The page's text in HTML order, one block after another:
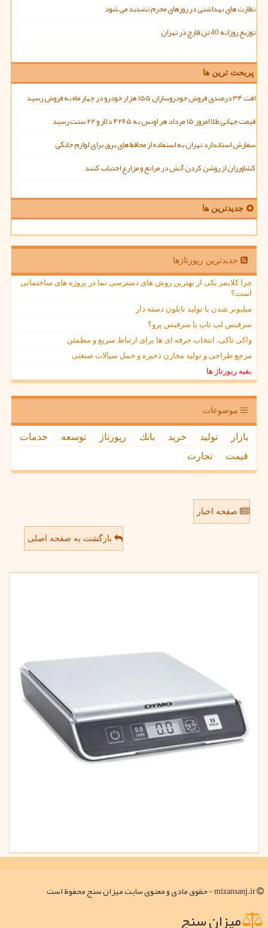
نظارت های بهداشتی در روزهای محرم تشدید می شود
توزیع روزانه 40 تن قارچ در تهران
پربحث ترین ها
افت ۳۴ درصدی فروش خودروسازان ۱۵۵ هزار خودرو در چهار ماه به فروش رسید
قیمت جهانی طلا امروز ۱۵ مرداد هر اونس به ۴۲۶۵ دلار و ۲۲ سنت رسید
سفارش استاندارد تهران به استفاده از محافظ های برق برای لوازم خانگی
کشاورزان از روشن کردن آتش در مراتع و مزارع اجتناب کنند
جدیدترین ها
جدیدترین رپورتاژها
چرا کلایمر یکی از بهترین روش های دسترسی نما در پروژه های ساختمانی
است؟
میلیونر شدن با تولید نایلون دسته دار
سرفیس لپ تاپ یا سرفیس پرو؟
واکی تاکی، انتخاب حرفه ای ها برای ارتباط سریع و مطمئن
مرجع طراحی و تولید مخازن ذخیره و حمل سیالات صنعتی
بقیه رپورتاژ ها
موضوعات
بازار تولید خرید بانك رپورتاژ توسعه
خدمات
قیمت
تجارت
صفحه اخبار
بازگشت به صفحه اصلی
میزان سنج